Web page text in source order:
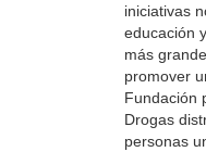
iniciativas
educación
más
promover
Fundación
Drogas
personas